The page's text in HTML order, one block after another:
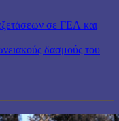
σε ΓΕΛ και
δασμούς του